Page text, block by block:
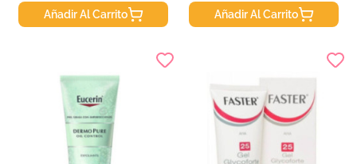
Añadir Al Carrito Añadir Al Carrito